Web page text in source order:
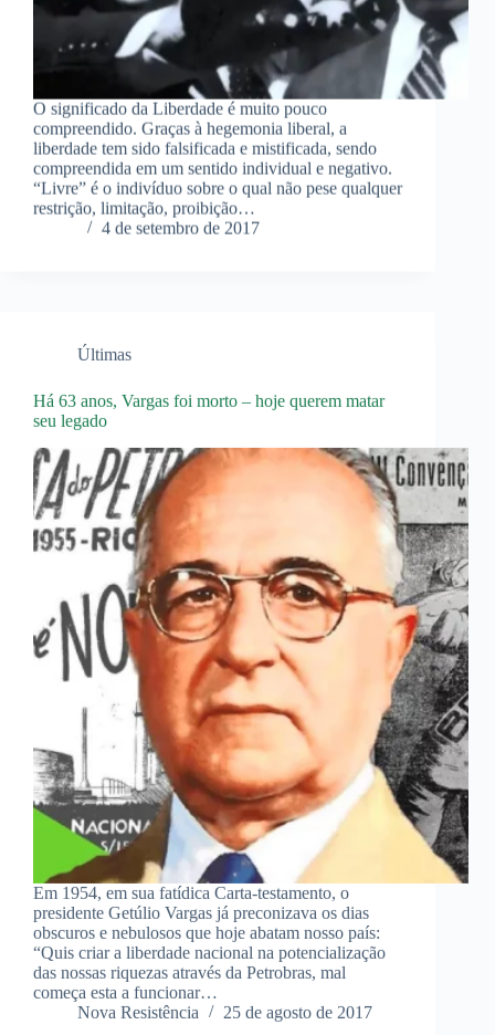
O significado da Liberdade é muito pouco
compreendido. Graças à hegemonia liberal, a
liberdade tem sido falsificada e mistificada, sendo
compreendida em um sentido individual e negativo.
“Livre” é o indivíduo sobre o qual não pese qualquer
restrição, limitação, proibição…
4 de setembro de 2017
Últimas
Há 63 anos, Vargas foi morto – hoje querem matar
seu legado
Em 1954, em sua fatídica Carta-testamento, o
presidente Getúlio Vargas já preconizava os dias
obscuros e nebulosos que hoje abatam nosso país:
“Quis criar a liberdade nacional na potencialização
das nossas riquezas através da Petrobras, mal
começa esta a funcionar…
Nova Resistência
25 de agosto de 2017